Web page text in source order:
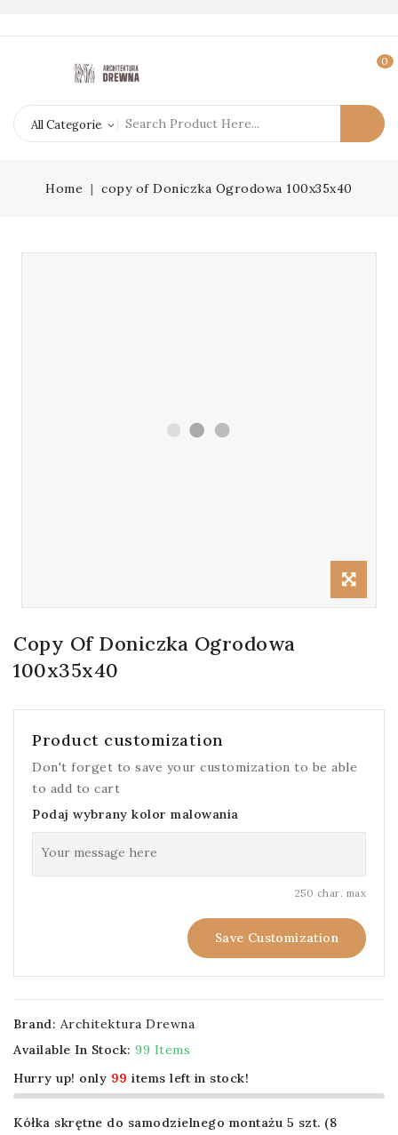
0
Home copy of Doniczka Ogrodowa 100x35x40
Copy Of Doniczka Ogrodowa
100x35x40
Product customization
Don't forget to save your customization to be able
to add to cart
Podaj wybrany kolor malowania
250 char. max
Save Customization
Brand: Architektura Drewna
Available In Stock: 99 Items
Hurry up! only 99 items left in stock!
Kółka skrętne do samodzielnego montażu 5 szt. (8